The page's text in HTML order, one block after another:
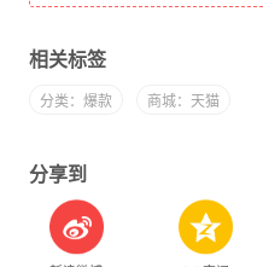
相关标签
分类：爆款 商城：天猫
分享到